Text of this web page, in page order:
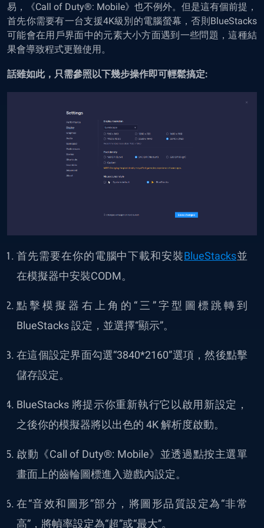
易，《Call of Duty®: Mobile》也不例外。但是這有個前提，
首先你需要有一台支援4K級別的電腦螢幕，否則BlueStacks
可能會在用戶界面中的元素大小方面遇到一些問題，這種結
果會導致程式更難使用。
話雖如此，只需參照以下幾步操作即可輕鬆搞定:
首先需要在你的電腦中下載和安裝BlueStacks並
在模擬器中安裝CODM。
點擊模擬器右上角的“三”字型圖標跳轉到
BlueStacks 設定，並選擇“顯示”。
在這個設定界面勾選“3840*2160”選項，然後點擊
儲存設定。
BlueStacks 將提示你重新執行它以啟用新設定，
之後你的模擬器將以出色的 4K 解析度啟動。
啟動《Call of Duty®: Mobile》並透過點按主選單
畫面上的齒輪圖標進入遊戲內設定。
在“音效和圖形”部分，將圖形品質設定為“非常
高”，將幀率設定為“超”或“最大”。